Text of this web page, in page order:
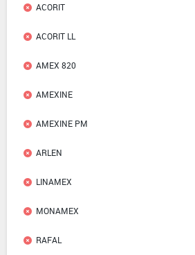
ACORIT
ACORIT LL
AMEX 820
AMEXINE
AMEXINE PM
ARLEN
LINAMEX
MONAMEX
RAFAL